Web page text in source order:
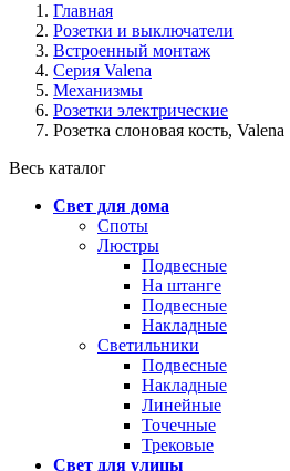
Главная
Розетки и выключатели
Встроенный монтаж
Серия Valena
Механизмы
Розетки электрические
Розетка слоновая кость, Valena
Весь каталог
Свет для дома
Споты
Люстры
Подвесные
На штанге
Подвесные
Накладные
Светильники
Подвесные
Накладные
Линейные
Точечные
Трековые
Свет для улицы